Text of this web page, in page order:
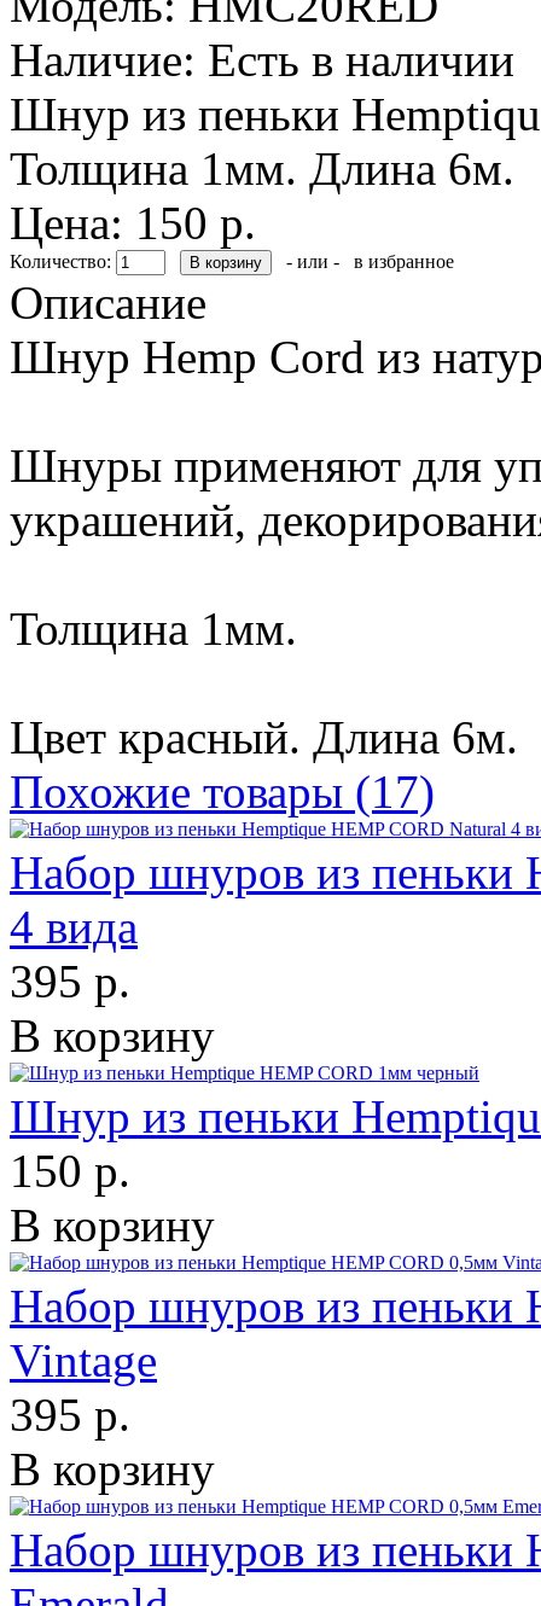
Наличие: Есть в наличии
Шнур из пеньки
Толщина 1мм. Длина 6м.
Цена: 150 р.
Количество: - или - в избранное
Описание
Шнур Hemp Cord из
Шнуры применяют для
украшений,
Толщина 1мм.
Цвет красный. Длина 6м.
Похожие товары (17)
Набор шнуров из пеньки
4 вида
395 р.
В корзину
Шнур из пеньки
150 р.
В корзину
Набор шнуров из пеньки
Vintage
395 р.
В корзину
Набор шнуров из пеньки